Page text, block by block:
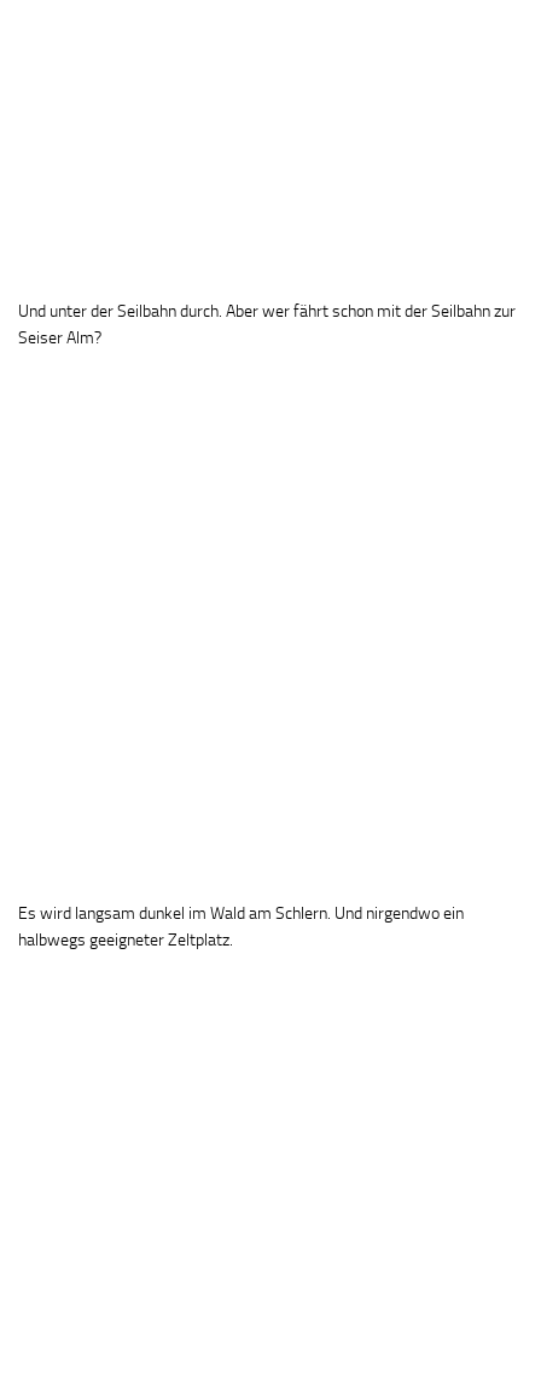
Und unter der Seilbahn durch. Aber wer fährt schon mit der Seilbahn zur
Seiser Alm?
Es wird langsam dunkel im Wald am Schlern. Und nirgendwo ein
halbwegs geeigneter Zeltplatz.